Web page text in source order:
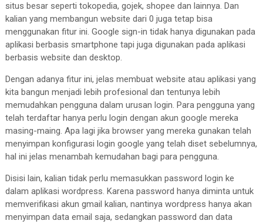
situs besar seperti tokopedia, gojek, shopee dan lainnya. Dan
kalian yang membangun website dari 0 juga tetap bisa
menggunakan fitur ini. Google sign-in tidak hanya digunakan pada
aplikasi berbasis smartphone tapi juga digunakan pada aplikasi
berbasis website dan desktop.
Dengan adanya fitur ini, jelas membuat website atau aplikasi yang
kita bangun menjadi lebih profesional dan tentunya lebih
memudahkan pengguna dalam urusan login. Para pengguna yang
telah terdaftar hanya perlu login dengan akun google mereka
masing-maing. Apa lagi jika browser yang mereka gunakan telah
menyimpan konfigurasi login google yang telah diset sebelumnya,
hal ini jelas menambah kemudahan bagi para pengguna.
Disisi lain, kalian tidak perlu memasukkan password login ke
dalam aplikasi wordpress. Karena password hanya diminta untuk
memverifikasi akun gmail kalian, nantinya wordpress hanya akan
menyimpan data email saja, sedangkan password dan data